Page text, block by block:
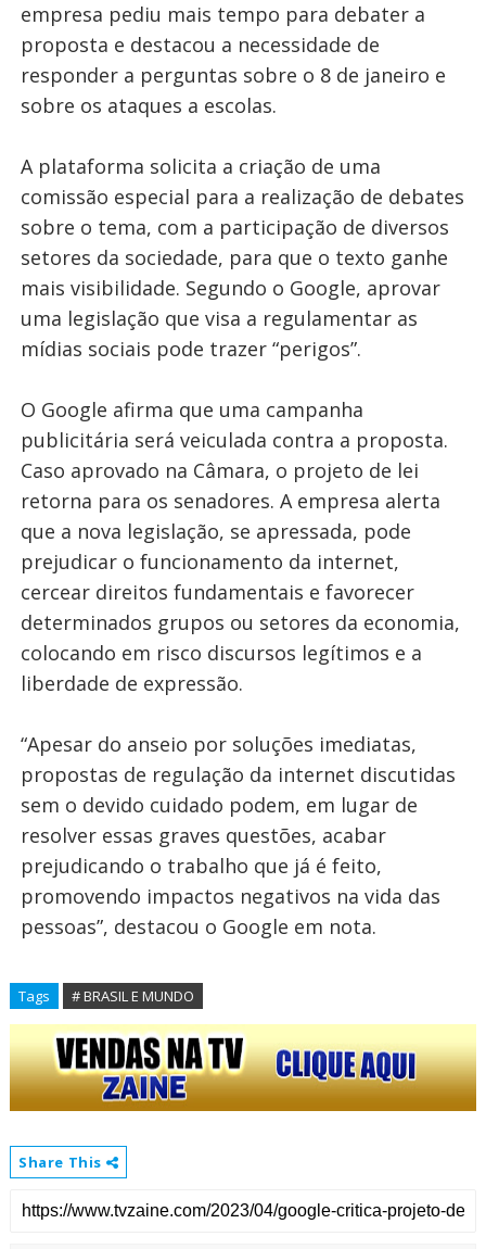
empresa pediu mais tempo para debater a
proposta e destacou a necessidade de
responder a perguntas sobre o 8 de janeiro e
sobre os ataques a escolas.
A plataforma solicita a criação de uma
comissão especial para a realização de debates
sobre o tema, com a participação de diversos
setores da sociedade, para que o texto ganhe
mais visibilidade. Segundo o Google, aprovar
uma legislação que visa a regulamentar as
mídias sociais pode trazer “perigos”.
O Google afirma que uma campanha
publicitária será veiculada contra a proposta.
Caso aprovado na Câmara, o projeto de lei
retorna para os senadores. A empresa alerta
que a nova legislação, se apressada, pode
prejudicar o funcionamento da internet,
cercear direitos fundamentais e favorecer
determinados grupos ou setores da economia,
colocando em risco discursos legítimos e a
liberdade de expressão.
“Apesar do anseio por soluções imediatas,
propostas de regulação da internet discutidas
sem o devido cuidado podem, em lugar de
resolver essas graves questões, acabar
prejudicando o trabalho que já é feito,
promovendo impactos negativos na vida das
pessoas”, destacou o Google em nota.
Tags # BRASIL E MUNDO
Share This